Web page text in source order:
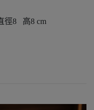
徑8 高8 cm